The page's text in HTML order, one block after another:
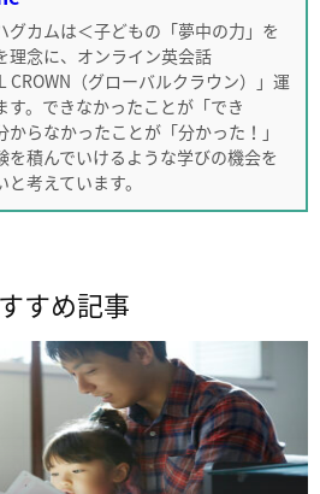
グカムは＜子どもの「夢中の力」を
理念に、オンライン英会話
CROWN（グローバルクラウン）」運
す。できなかったことが「でき
からなかったことが「分かった！」
を積んでいけるような学びの機会を
考えています。
すめ記事